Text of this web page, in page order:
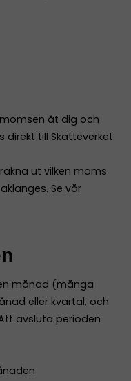
åt dig och
direkt till Skatteverket.
ut vilken moms
Se vår
månad (många
eller kvartal, och
avsluta perioden